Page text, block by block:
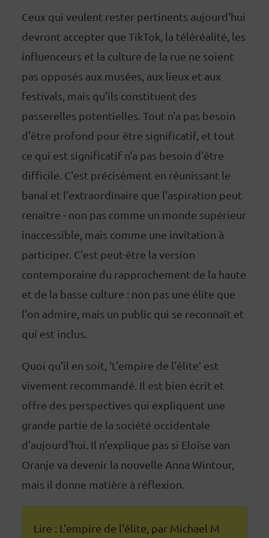
Ceux qui veulent rester pertinents aujourd'hui
devront accepter que TikTok, la téléréalité, les
influenceurs et la culture de la rue ne soient
pas opposés aux musées, aux lieux et aux
festivals, mais qu'ils constituent des
passerelles potentielles. Tout n'a pas besoin
d'être profond pour être significatif, et tout
ce qui est significatif n'a pas besoin d'être
difficile. C'est précisément en réunissant le
banal et l'extraordinaire que l'aspiration peut
renaître - non pas comme un monde supérieur
inaccessible, mais comme une invitation à
participer. C'est peut-être la version
contemporaine du rapprochement de la haute
et de la basse culture : non pas une élite que
l'on admire, mais un public qui se reconnaît et
qui est inclus.
Quoi qu'il en soit, ‘L'empire de l'élite’ est
vivement recommandé. Il est bien écrit et
offre des perspectives qui expliquent une
grande partie de la société occidentale
d'aujourd'hui. Il n'explique pas si Eloïse van
Oranje va devenir la nouvelle Anna Wintour,
mais il donne matière à réflexion.
Lire : L'empire de l'élite, par Michael M